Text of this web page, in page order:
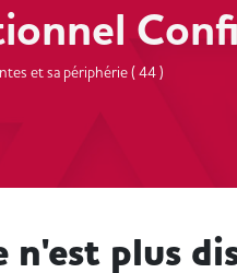
et sa périphérie ( 44 )
plus